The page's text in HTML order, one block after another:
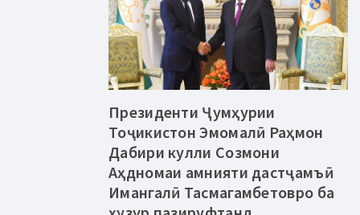
Президенти Ҷумҳурии
Тоҷикистон Эмомалӣ Раҳмон
Дабири кулли Созмони
Аҳдномаи амнияти дастҷамъӣ
Имангалӣ Тасмагамбетовро ба